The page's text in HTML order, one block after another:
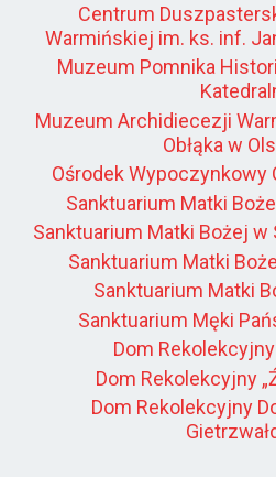
Centrum
Warmińskiej im. ks. inf.
Muzeum Pomnika
Muzeum Archidiecezji
Obłąka w
Ośrodek Wypoczynkowy
Sanktuarium Matki
Sanktuarium Matki Bożej
Sanktuarium Matki
Sanktuarium Matki
Sanktuarium Męki
Dom
Dom Rekolekcyjny
Dom Rekolekcyjny